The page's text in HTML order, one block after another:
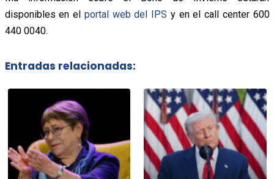
disponibles en el portal web del IPS y en el call center 600
440 0040.
Entradas relacionadas: